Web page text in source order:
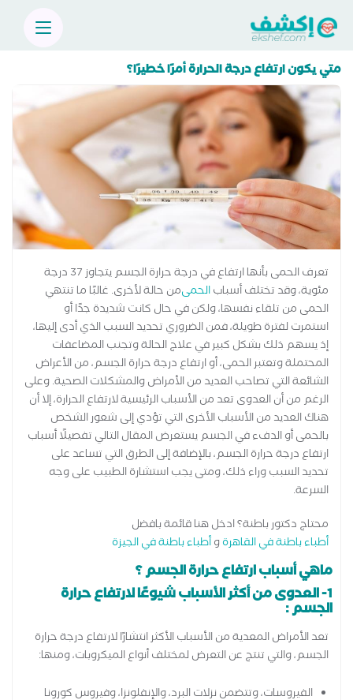
متي يكون ارتفاع درجة الحرارة أمرًا خطيرًا؟
تعرف الحمى بأنها ارتفاع في درجة حرارة الجسم يتجاوز 37 درجة
مئوية، وقد تختلف أسبابالحمىمن حالة لأخرى. غالبًا ما تنتهي
الحمى من تلقاء نفسها، ولكن في حال كانت شديدة جدًا أو
استمرت لفترة طويلة، فمن الضروري تحديد السبب الذي أدى إليها،
إذ يسهم ذلك بشكل كبير في علاج الحالة وتجنب المضاعفات
المحتملة وتعتبر الحمى، أو ارتفاع درجة حرارة الجسم، من الأعراض
الشائعة التي تصاحب العديد من الأمراض والمشكلات الصحية. وعلى
الرغم من أن العدوى تعد من الأسباب الرئيسية لارتفاع الحرارة، إلا أن
هناك العديد من الأسباب الأخرى التي تؤدي إلى شعور الشخص
بالحمى أو الدفء في الجسم يستعرض المقال التالي تفصيلًا أسباب
ارتفاع درجة حرارة الجسم، بالإضافة إلى الطرق التي تساعد على
تحديد السبب وراء ذلك، ومتى يجب استشارة الطبيب على وجه
السرعة.
محتاج دكتور باطنة؟ ادخل هنا قائمة بافضل
أطباء باطنة في القاهرةوأطباء باطنة في الجيزة
ماهي أسباب ارتفاع حرارة الجسم ؟
1- العدوى من أكثر الأسباب شيوعًا لارتفاع حرارة
الجسم :
تعد الأمراض المعدية من الأسباب الأكثر انتشارًا لارتفاع درجة حرارة
الجسم، والتي تنتج عن التعرض لمختلف أنواع الميكروبات، ومنها:
الفيروسات، وتتضمن نزلات البرد، والإنفلونزا، وفيروس كورونا